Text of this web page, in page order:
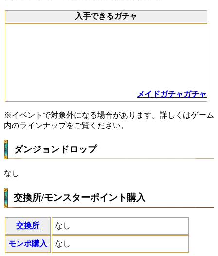
入手できるガチャ
メイドガチャガチャ
※イベントで対象外になる場合があります。詳しくはゲーム
内のラインナップをご覧ください。
ダンジョンドロップ
なし
交換所/モンスターポイント購入
交換所 なし
モンポ購入 なし